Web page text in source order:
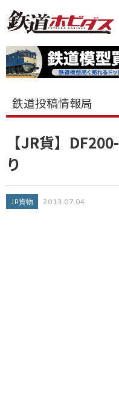
鉄道投稿情報局
【JR貨】
り
JR貨物 2013.07.04